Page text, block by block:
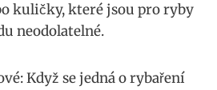
kuličky, které jsou pro ryby
neodolatelné.
Když se jedná o rybaření